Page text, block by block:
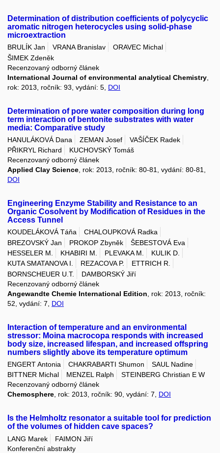
Determination of distribution coefficients of polycyclic
aromatic nitrogen heterocycles using solid-phase
microextraction
BRULÍK Jan VRANA Branislav
ORAVEC Michal
ŠIMEK Zdeněk
Recenzovaný odborný článek
International Journal of environmental analytical Chemistry
rok: 2013, ročník: 93, vydání: 5, DOI
Determination of pore water composition during long
term interaction of bentonite substrates with water
media: Comparative study
HANULÁKOVÁ Dana ZEMAN Josef
VAŠÍČEK Radek
PŘIKRYL Richard
KUCHOVSKÝ Tomáš
Recenzovaný odborný článek
Applied Clay Science , rok: 2013, ročník: 80-81, vydání: 80-81,
DOI
Engineering Enzyme Stability and Resistance to an
Organic Cosolvent by Modification of Residues in the
Access Tunnel
KOUDELÁKOVÁ Táňa
CHALOUPKOVÁ Radka
BREZOVSKÝ Jan
PROKOP Zbyněk
ŠEBESTOVÁ Eva
HESSELER M.
KHABIRI M. PLEVAKA M.
KULIK D.
KUTA SMATANOVA I.
REZACOVA P.
ETTRICH R.
BORNSCHEUER U.T.
DAMBORSKÝ Jiří
Recenzovaný odborný článek
Angewandte Chemie International Edition , rok: 2013, ročník:
52, vydání: 7, DOI
Interaction of temperature and an environmental
stressor: Moina macrocopa responds with increased
body size, increased lifespan, and increased offspring
numbers slightly above its temperature optimum
ENGERT Antonia CHAKRABARTI Shumon
SAUL Nadine
BITTNER Michal
MENZEL Ralph
STEINBERG Christian E W
Recenzovaný odborný článek
Chemosphere, rok: 2013, ročník: 90, vydání: 7, DOI
Is the Helmholtz resonator a suitable tool for prediction
of the volumes of hidden cave spaces?
LANG Marek
FAIMON Jiří
Konferenční abstrakty